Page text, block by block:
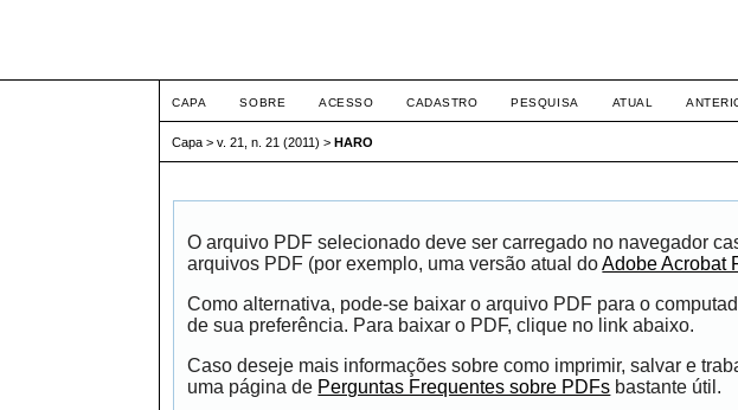
CAPA SOBRE ACESSO CADASTRO PESQUISA ATUAL
Capa >v. 21, n. 21 (2011) >HARO
O arquivo PDF selecionado deve ser carregado no navegador
arquivos PDF (por exemplo, uma versão atual doAdobe Acrobat
Como alternativa, pode-se baixar o arquivo PDF para o
de sua preferência. Para baixar o PDF, clique no link abaixo.
Caso deseje mais informações sobre como imprimir, salvar e
uma página de Perguntas Frequentes sobre PDFs bastante útil.